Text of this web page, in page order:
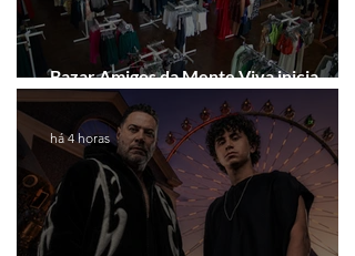
Bazar Amigos da Mente Viva inicia
arrecadação em Gramado e Canela
há 4 horas